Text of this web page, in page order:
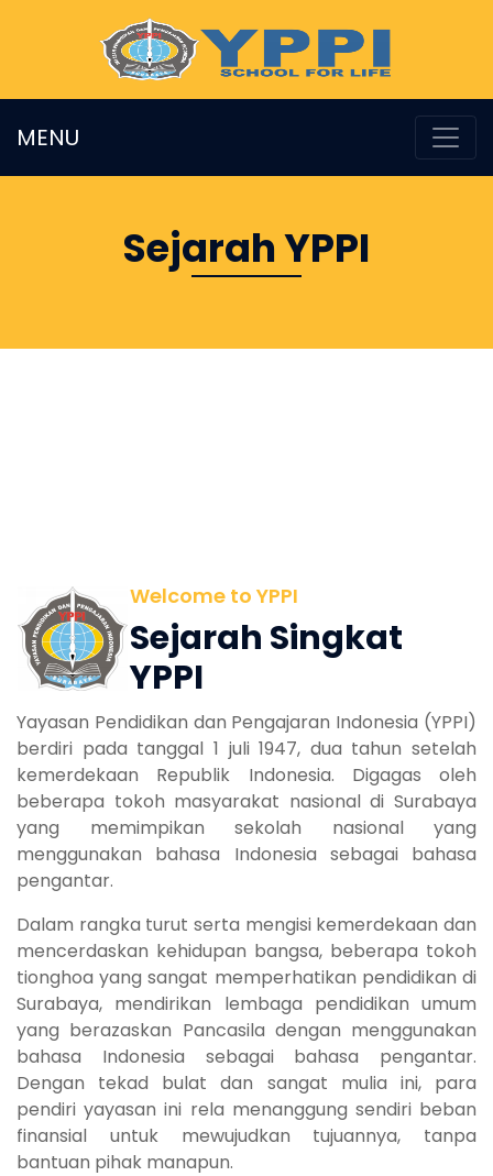
MENU
Sejarah YPPI
Welcome to YPPI
Sejarah Singkat
YPPI
Yayasan Pendidikan dan Pengajaran Indonesia (YPPI)
berdiri pada tanggal 1 juli 1947, dua tahun setelah
kemerdekaan Republik Indonesia. Digagas oleh
beberapa tokoh masyarakat nasional di Surabaya
yang memimpikan sekolah nasional yang
menggunakan bahasa Indonesia sebagai bahasa
pengantar.
Dalam rangka turut serta mengisi kemerdekaan dan
mencerdaskan kehidupan bangsa, beberapa tokoh
tionghoa yang sangat memperhatikan pendidikan di
Surabaya, mendirikan lembaga pendidikan umum
yang berazaskan Pancasila dengan menggunakan
bahasa Indonesia sebagai bahasa pengantar.
Dengan tekad bulat dan sangat mulia ini, para
pendiri yayasan ini rela menanggung sendiri beban
finansial untuk mewujudkan tujuannya, tanpa
bantuan pihak manapun.